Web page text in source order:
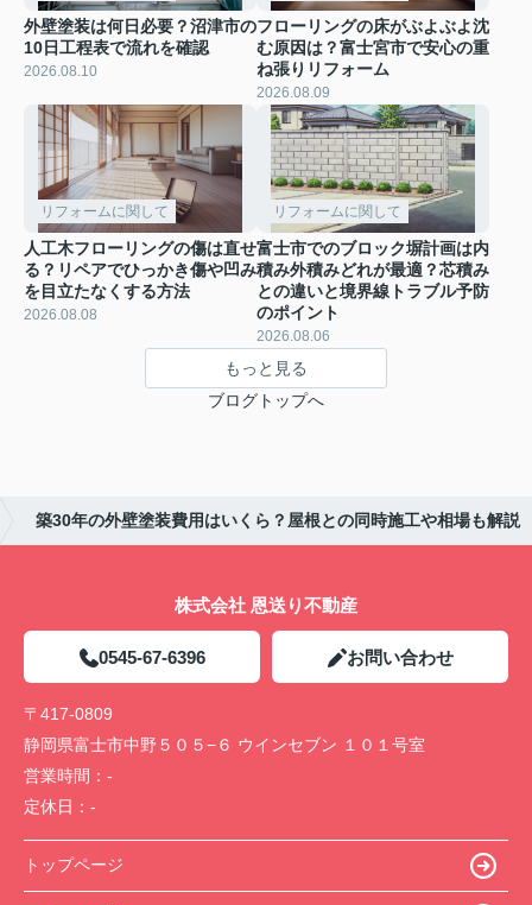
外壁塗装は何日必要？沼津市の
10日工程表で流れを確認
2026.08.10
フローリングの床がぶよぶよ沈
む原因は？富士宮市で安心の重
ね張りリフォーム
2026.08.09
リフォームに関して
人工木フローリングの傷は直せ
る？リペアでひっかき傷や凹み
を目立たなくする方法
2026.08.08
リフォームに関して
富士市でのブロック塀計画は内
積み外積みどれが最適？芯積み
との違いと境界線トラブル予防
のポイント
2026.08.06
もっと見る
ブログトップへ
築30年の外壁塗装費用はいくら？屋根との同時施工や相場も解説
株式会社 恩送り不動産
0545-67-6396 お問い合わせ
〒417-0809
静岡県富士市中野５０５−６ ウインセブン １０１号室
営業時間： -
定休日： -
トップページ